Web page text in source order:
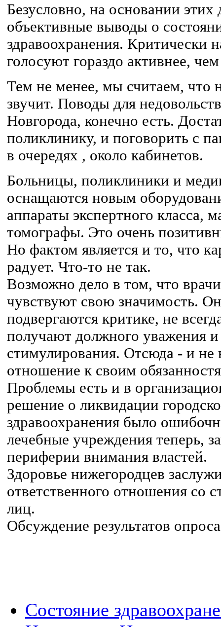
Безусловно, на основании этих
объективные выводы о
здравоохранения. Критически
голосуют гораздо активнее,
Тем не менее, мы считаем, что
звучит. Поводы для
Новгорода, конечно есть.
поликлинику, и поговорить с
в очередях , около кабинетов.
Больницы, поликлиники и
оснащаются новым
аппараты экспертного класса,
томографы. Это очень
Но фактом является и то, что
радует. Что-то не так.
Возможно дело в том, что
чувствуют свою значимость.
подвергаются критике, не
получают должного уважения и
стимулирования. Отсюда - и не
отношение к своим
Проблемы есть и в
решение о ликвидации
здравоохранения было
лечебные учреждения теперь,
периферии внимания властей.
Здоровье нижегородцев
ответственного отношения со
лиц.
Обсуждение результатов
Состояние